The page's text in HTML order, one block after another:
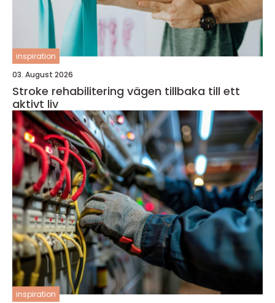
inspiration
03. August 2026
Stroke rehabilitering vägen tillbaka till ett
aktivt liv
inspiration